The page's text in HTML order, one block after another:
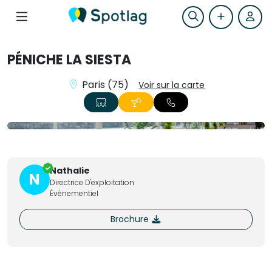
PÉNICHE LA SIESTA
Paris (75) Voir sur la carte
N Nathalie
Directrice D'exploitation
Événementiel
Brochure